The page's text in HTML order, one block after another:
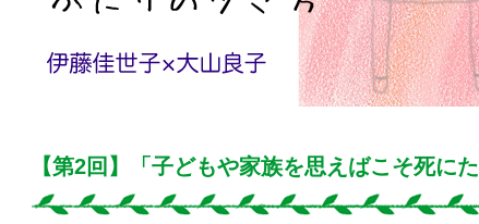
【第2回】「子どもや家族を思えばこそ死にた